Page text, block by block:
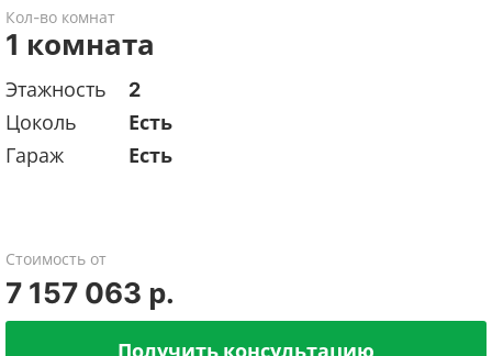
Кол-во комнат
1 комната
Этажность
2
Цоколь
Есть
Гараж
Есть
Стоимость от
7 157 063 р.
Получить консультацию